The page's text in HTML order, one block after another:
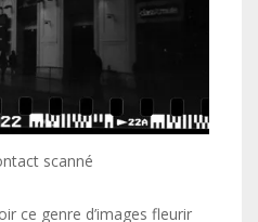
scanné
ce genre d’images fleurir